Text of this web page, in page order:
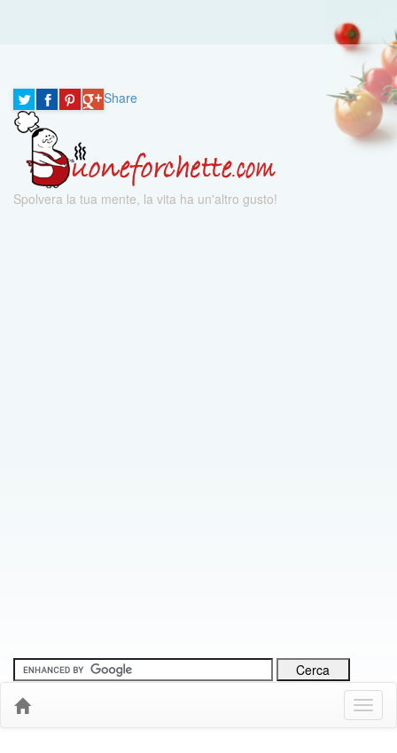
Share
Spolvera la tua mente, la vita ha un'altro gusto!
Menu
Down